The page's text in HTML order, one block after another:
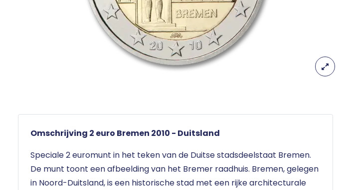
Omschrijving 2 euro Bremen 2010 - Duitsland
Speciale 2 euromunt in het teken van de Duitse stadsdeelstaat Bremen.
De munt toont een afbeelding van het Bremer raadhuis. Bremen, gelegen
in Noord-Duitsland, is een historische stad met een rijke architecturale